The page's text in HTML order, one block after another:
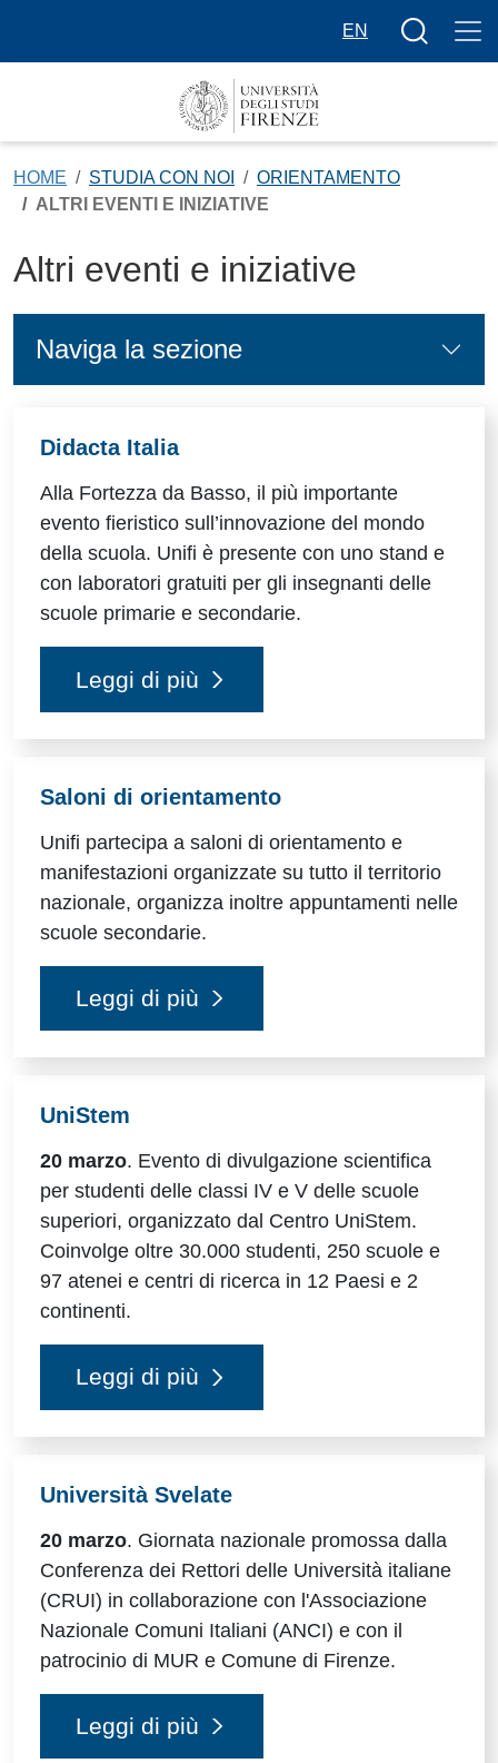
EN
Bottone
HOME STUDIA CON NOI
ORIENTAMENTO
ALTRI EVENTI E INIZIATIVE
Altri eventi e iniziative
Didacta Italia
Alla Fortezza da Basso, il più importante
evento fieristico sull’innovazione del mondo
della scuola. Unifi è presente con uno stand e
con laboratori gratuiti per gli insegnanti delle
scuole primarie e secondarie.
Leggi di più
Saloni di orientamento
Unifi partecipa a saloni di orientamento e
manifestazioni organizzate su tutto il territorio
nazionale, organizza inoltre appuntamenti nelle
scuole secondarie.
Leggi di più
UniStem
20 marzo. Evento di divulgazione scientifica
per studenti delle classi IV e V delle scuole
superiori, organizzato dal Centro UniStem.
Coinvolge oltre 30.000 studenti, 250 scuole e
97 atenei e centri di ricerca in 12 Paesi e 2
continenti.
Leggi di più
Università Svelate
20 marzo. Giornata nazionale promossa dalla
Conferenza dei Rettori delle Università italiane
(CRUI) in collaborazione con l'Associazione
Nazionale Comuni Italiani (ANCI) e con il
patrocinio di MUR e Comune di Firenze.
Leggi di più
Naviga la sezione